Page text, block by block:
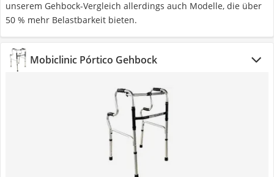
unserem Gehbock-Vergleich allerdings auch Modelle, die über
50 % mehr Belastbarkeit bieten.
Mobiclinic Pórtico Gehbock